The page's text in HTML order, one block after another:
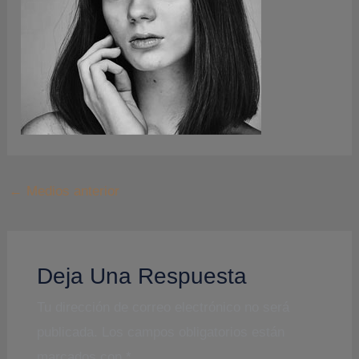
← Medios anterior
Deja Una Respuesta